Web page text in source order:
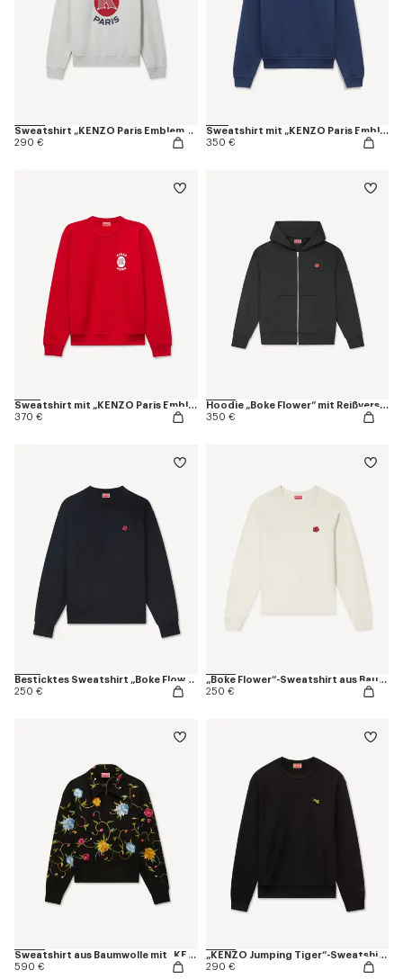
Sweatshirt „KENZO Paris Emblem“ aus Baumwolle
290 €
Sweatshirt mit „KENZO Paris Emblem“-Stickerei aus Baumwolle
350 €
Sweatshirt mit „KENZO Paris Emblem“-Stickerei aus Baumwolle
370 €
Hoodie „Boke Flower“ mit Reißverschluss aus Baumwolle
350 €
Besticktes Sweatshirt „Boke Flower“ aus Baumwolle
250 €
„Boke Flower“-Sweatshirt aus Baumwolle
250 €
Sweatshirt aus Baumwolle mit „KENZO Wildflower“-Stickerei und halbem Reißverschluss
590 €
„KENZO Jumping Tiger“-Sweatshirt aus Baumwolle
290 €